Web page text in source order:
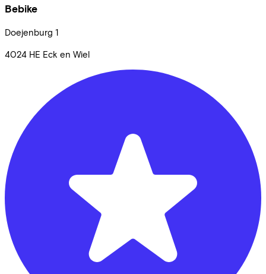
Bebike
Doejenburg 1
4024 HE Eck en Wiel